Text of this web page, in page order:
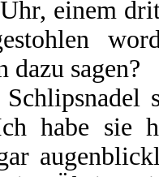
einem
dazu sagen?
habe sie